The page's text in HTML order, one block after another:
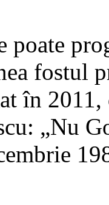
poate
fostul
în
„Nu